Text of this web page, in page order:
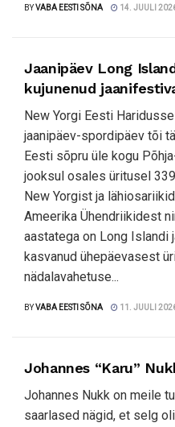
BYVABA EESTI SÕNA 14. JUULI
Jaanipäev Long
kujunenud
New Yorgi Eesti
jaanipäev-spordipäev tõi
Eesti sõpru üle kogu
jooksul osales üritusel
New Yorgist ja
Ameerika Ühendriikidest
aastatega on Long Islandi
kasvanud ühepäevasest
nädalavahetuse...
BYVABA EESTI SÕNA 11. JUULI
Johannes “Karu”
Johannes Nukk on meile
saarlased nägid, et selg